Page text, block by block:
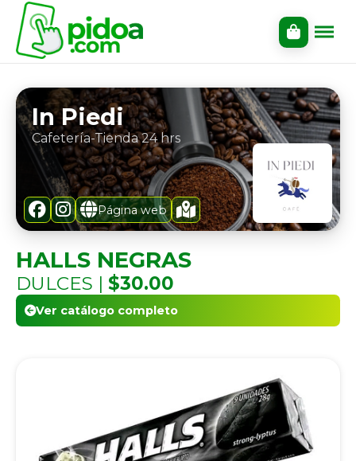
In Piedi
Cafetería-Tienda 24 hrs
Página web
HALLS NEGRAS
DULCES | $30.00
Ver catálogo completo